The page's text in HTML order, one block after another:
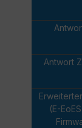
Antwort
(E-